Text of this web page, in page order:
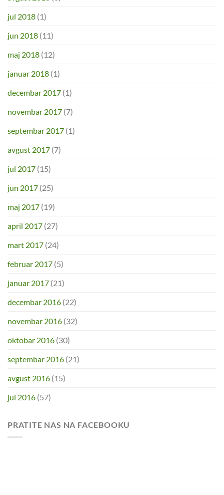
jul 2018 (1)
jun 2018 (11)
maj 2018 (12)
januar 2018 (1)
decembar 2017 (1)
novembar 2017 (7)
septembar 2017 (1)
avgust 2017 (7)
jul 2017 (15)
jun 2017 (25)
maj 2017 (19)
april 2017 (27)
mart 2017 (24)
februar 2017 (5)
januar 2017 (21)
decembar 2016 (22)
novembar 2016 (32)
oktobar 2016 (30)
septembar 2016 (21)
avgust 2016 (15)
jul 2016 (57)
PRATITE NAS NA FACEBOOKU